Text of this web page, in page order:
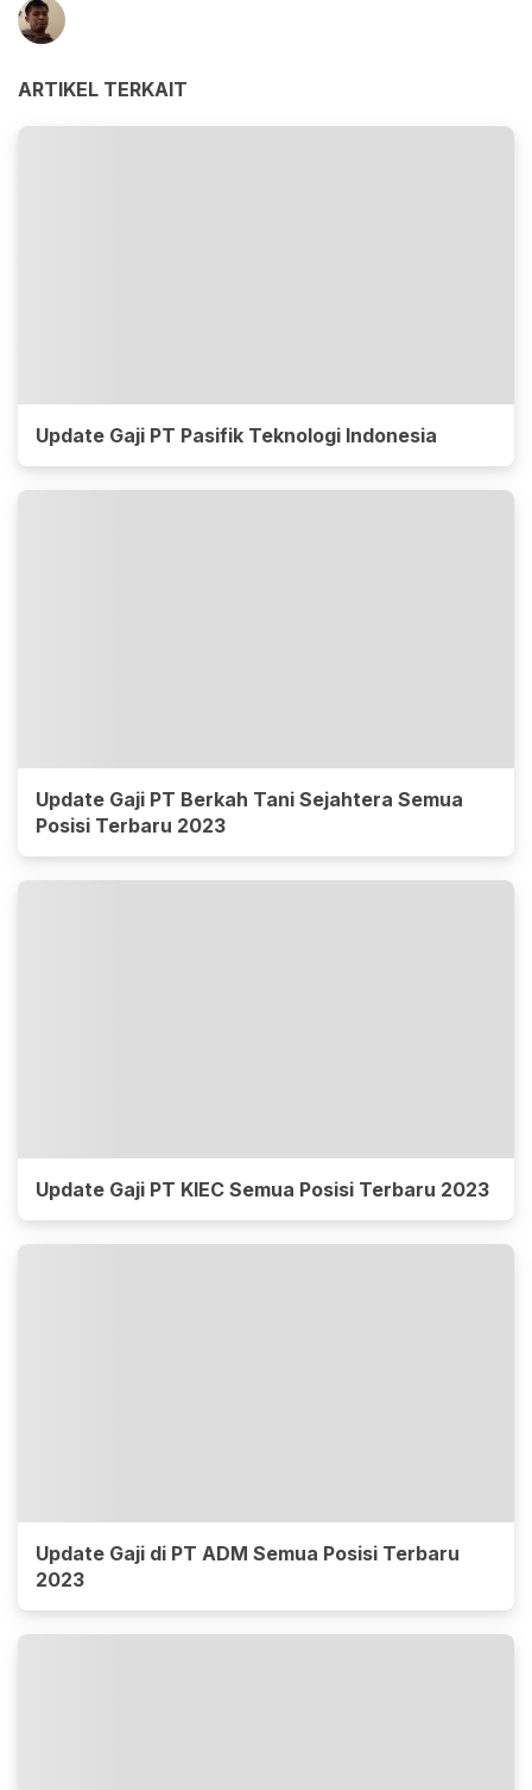
ARTIKEL TERKAIT
Update Gaji PT Pasifik Teknologi Indonesia
Update Gaji PT Berkah Tani Sejahtera Semua
Posisi Terbaru 2023
Update Gaji PT KIEC Semua Posisi Terbaru 2023
Update Gaji di PT ADM Semua Posisi Terbaru
2023